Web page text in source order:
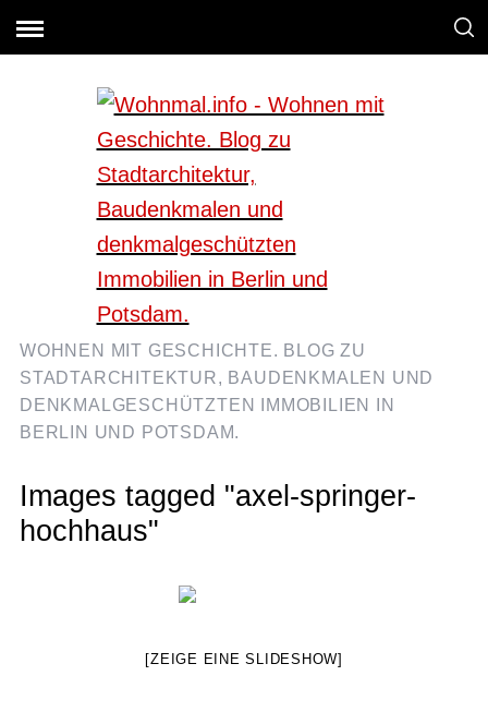
WOHNEN MIT GESCHICHTE. BLOG ZU
STADTARCHITEKTUR, BAUDENKMALEN UND
DENKMALGESCHÜTZTEN IMMOBILIEN IN
BERLIN UND POTSDAM.
Images tagged "axel-springer-
hochhaus"
[ZEIGE EINE SLIDESHOW]